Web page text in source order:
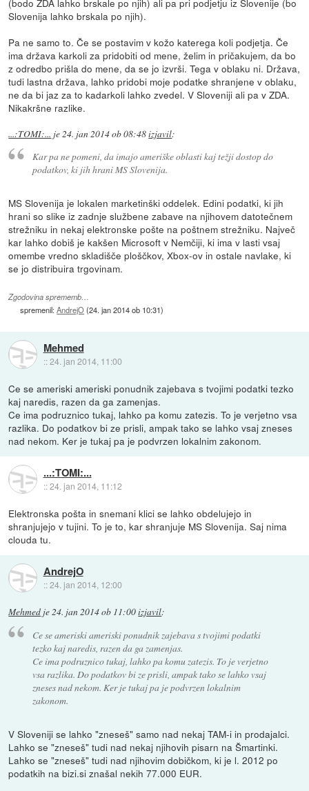
Slovenija lahko brskala po njih).
Pa ne samo to. Če se postavim v kožo katerega koli podjetja. Če
ima država karkoli za pridobiti od mene, želim in pričakujem, da bo
z odredbo prišla do mene, da se jo izvrši. Tega v oblaku ni. Država,
tudi lastna država, lahko pridobi moje podatke shranjene v oblaku,
ne da bi jaz za to kadarkoli lahko zvedel. V Sloveniji ali pa v ZDA.
Nikakršne razlike.
...:TOMI:... je24. jan 2014 ob 08:48izjavil:
Kar pa ne pomeni, da imajo ameriške oblasti kaj težji dostop do
podatkov, ki jih hrani MS Slovenija.
MS Slovenija je lokalen marketinški oddelek. Edini podatki, ki jih
hrani so slike iz zadnje službene zabave na njihovem datotečnem
strežniku in nekaj elektronske pošte na poštnem strežniku. Največ
kar lahko dobiš je kakšen Microsoft v Nemčiji, ki ima v lasti vsaj
omembe vredno skladišče ploščkov, Xbox-ov in ostale navlake, ki
se jo distribuira trgovinam.
Zgodovina sprememb…
spremenil:AndrejO(24. jan 2014 ob 10:31)
Mehmed
::24. jan 2014, 11:00
Ce se ameriski ameriski ponudnik zajebava s tvojimi podatki tezko
kaj naredis, razen da ga zamenjas.
Ce ima podruznico tukaj, lahko pa komu zatezis. To je verjetno vsa
razlika. Do podatkov bi ze prisli, ampak tako se lahko vsaj zneses
nad nekom. Ker je tukaj pa je podvrzen lokalnim zakonom.
...:TOMI:...
::24. jan 2014, 11:12
Elektronska pošta in snemani klici se lahko obdelujejo in
shranjujejo v tujini. To je to, kar shranjuje MS Slovenija. Saj nima
clouda tu.
AndrejO
::24. jan 2014, 12:00
Mehmed je24. jan 2014 ob 11:00izjavil:
Ce se ameriski ameriski ponudnik zajebava s tvojimi podatki
tezko kaj naredis, razen da ga zamenjas.
Ce ima podruznico tukaj, lahko pa komu zatezis. To je verjetno
vsa razlika. Do podatkov bi ze prisli, ampak tako se lahko vsaj
zneses nad nekom. Ker je tukaj pa je podvrzen lokalnim
zakonom.
V Sloveniji se lahko "zneseš" samo nad nekaj TAM-i in prodajalci.
Lahko se "zneseš" tudi nad nekaj njihovih pisarn na Šmartinki.
Lahko se "zneseš" tudi nad njihovim dobičkom, ki je l. 2012 po
podatkih na bizi.si znašal nekih 77.000 EUR.